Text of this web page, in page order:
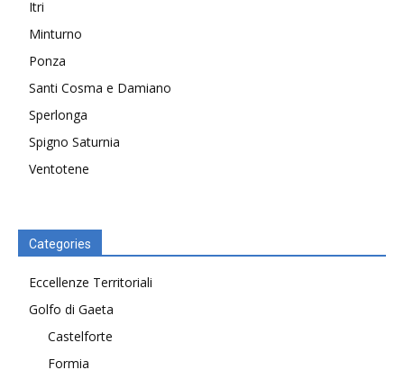
Itri
Minturno
Ponza
Santi Cosma e Damiano
Sperlonga
Spigno Saturnia
Ventotene
Categories
Eccellenze Territoriali
Golfo di Gaeta
Castelforte
Formia